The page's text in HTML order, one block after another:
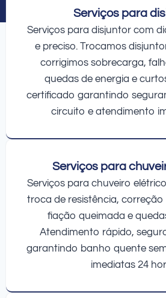
Serviços para
Serviços para disjuntor com
e preciso. Trocamos
corrigimos sobrecarga,
quedas de energia e
certificado garantindo
circuito e atendimento
Serviços para
Serviços para chuveiro
troca de resistência,
fiação queimada e
Atendimento rápido,
garantindo banho quente
imediatas 24